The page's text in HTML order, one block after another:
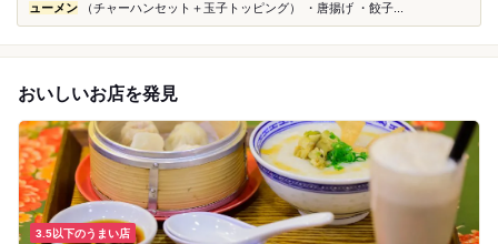
ューメン （チャーハンセット＋玉子トッピング） ・唐揚げ ・餃子...
おいしいお店を発見
3.5以下のうまい店